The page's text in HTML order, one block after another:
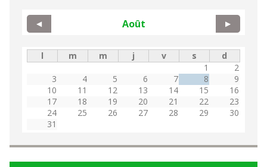
Août
◀ ▶
l m m j v s
d
1
2
3
4 5 6 7 8
9
10
11 12 13 14 15
16
17
18 19 20 21 22
23
24
25 26 27 28 29
30
31